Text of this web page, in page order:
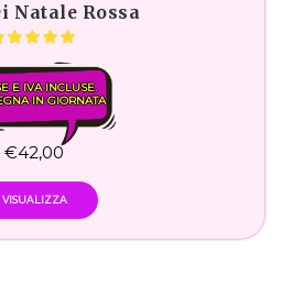
Natale Rossa
E IVA INCLUSE.
IN GIORNATA
€42,00
VISUALIZZA